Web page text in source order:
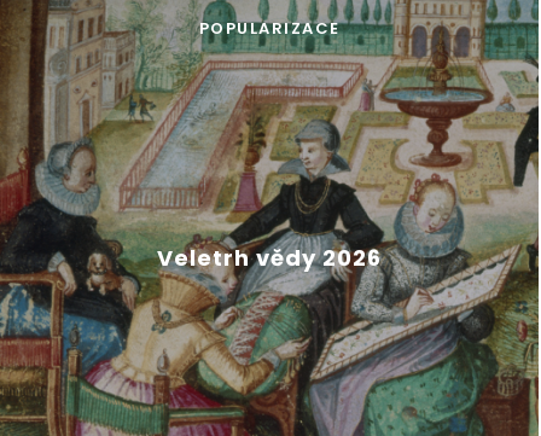
Veletrh vědy 2026
POPULARIZACE